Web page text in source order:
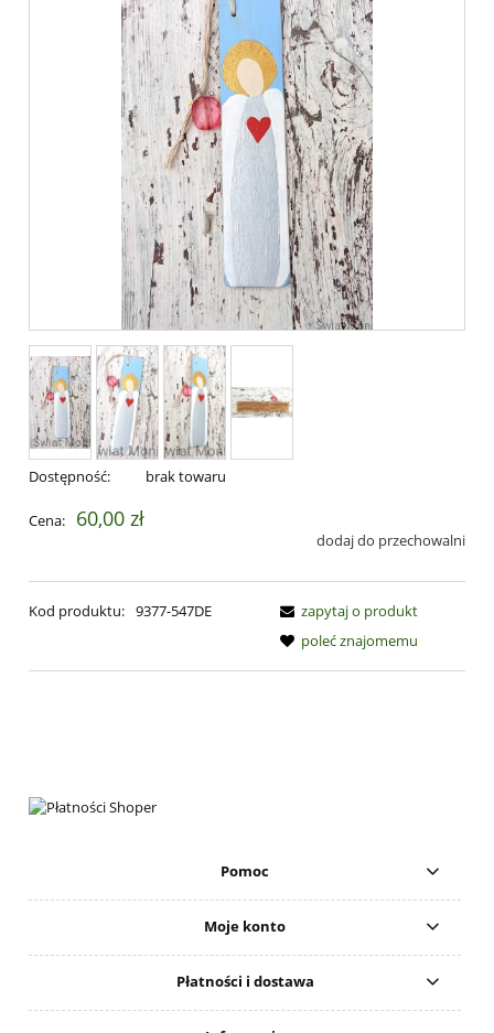
Dostępność: brak towaru
Cena: 60,00 zł
dodaj do przechowalni
Kod produktu: 9377-547DE
zapytaj o produkt
poleć znajomemu
Pomoc
Moje konto
Płatności i dostawa